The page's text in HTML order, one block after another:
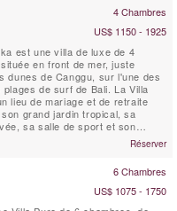
et les plages en contrebas, le
4 Chambres
US$ 1150 - 1925
est une villa de luxe de 4
en front de mer, juste
dunes de Canggu, sur l'une des
de surf de Bali. La Villa
lieu de mariage et de retraite
grand jardin tropical, sa
sa salle de sport et son
à plein temps. Cette villa de luxe
offre une vue sur le Bukit de Bali
terrasses et une série de ...
Réserver
6 Chambres
US$ 1075 - 1750